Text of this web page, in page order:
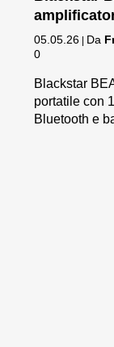
05.05.26 | Da
0
Blackstar
portatile con
Bluetooth e